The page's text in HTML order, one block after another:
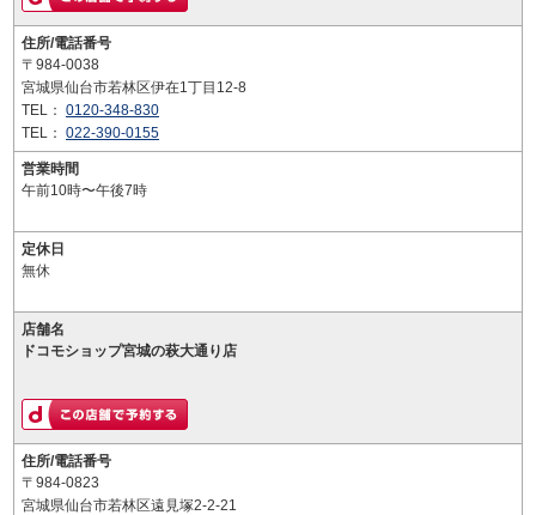
住所/電話番号
〒984-0038
宮城県仙台市若林区伊在1丁目12-8
TEL： 0120-348-830
TEL： 022-390-0155
営業時間
午前10時〜午後7時
定休日
無休
店舗名
ドコモショップ宮城の萩大通り店
住所/電話番号
〒984-0823
宮城県仙台市若林区遠見塚2-2-21